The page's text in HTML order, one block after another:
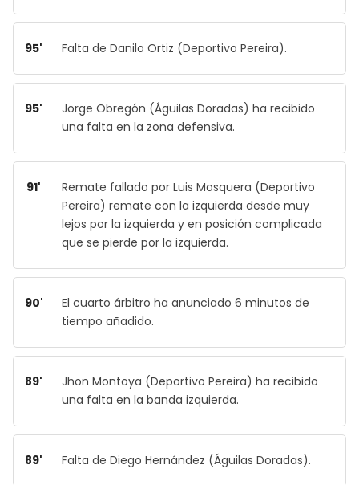
95' Falta de Danilo Ortiz (Deportivo Pereira).
95'
Jorge Obregón (Águilas Doradas) ha recibido
una falta en la zona defensiva.
91'
Remate fallado por Luis Mosquera (Deportivo
Pereira) remate con la izquierda desde muy
lejos por la izquierda y en posición complicada
que se pierde por la izquierda.
90'
El cuarto árbitro ha anunciado 6 minutos de
tiempo añadido.
89'
Jhon Montoya (Deportivo Pereira) ha recibido
una falta en la banda izquierda.
89' Falta de Diego Hernández (Águilas Doradas).